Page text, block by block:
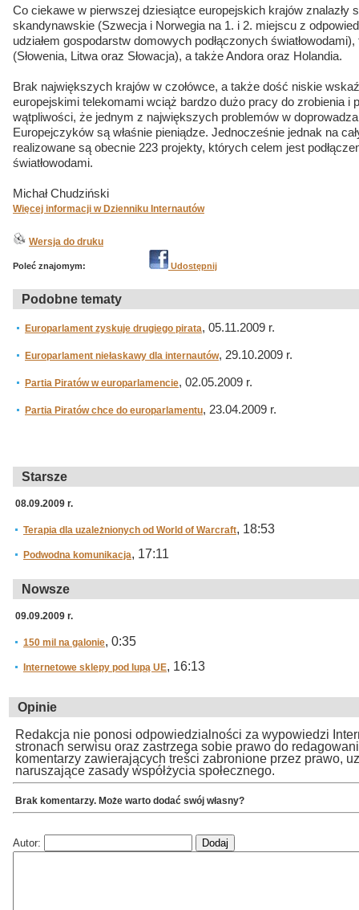
Co ciekawe w pierwszej dziesiątce europejskich krajów znalazły
skandynawskie (Szwecja i Norwegia na 1. i 2. miejscu z
udziałem gospodarstw domowych podłączonych
(Słowenia, Litwa oraz Słowacja), a także Andora oraz Holandia.
Brak największych krajów w czołówce, a także dość niskie
europejskimi telekomami wciąż bardzo dużo pracy do zrobienia i
wątpliwości, że jednym z największych problemów w
Europejczyków są właśnie pieniądze. Jednocześnie jednak na
realizowane są obecnie 223 projekty, których celem jest
światłowodami.
Michał Chudziński
Więcej informacji w Dzienniku Internautów
Wersja do druku
Poleć znajomym: Udostępnij
Podobne tematy
Europarlament zyskuje drugiego pirata, 05.11.2009 r.
Europarlament niełaskawy dla internautów, 29.10.2009 r.
Partia Piratów w europarlamencie, 02.05.2009 r.
Partia Piratów chce do europarlamentu, 23.04.2009 r.
Starsze
08.09.2009 r.
Terapia dla uzależnionych od World of Warcraft, 18:53
Podwodna komunikacja, 17:11
Nowsze
09.09.2009 r.
150 mil na galonie, 0:35
Internetowe sklepy pod lupą UE, 16:13
Opinie
Redakcja nie ponosi odpowiedzialności za wypowiedzi
stronach serwisu oraz zastrzega sobie prawo do
komentarzy zawierających treści zabronione przez prawo,
naruszające zasady współżycia społecznego.
Brak komentarzy. Może warto dodać swój własny?
Autor: